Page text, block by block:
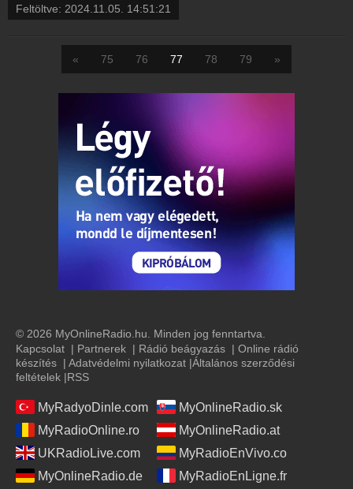
Feltöltve: 2024.11.05. 14:51:21
« 75 76 77 78 79 »
© 2026 MyOnlineRadio.hu. Minden jog fenntartva.
Kapcsolat | Partnerek | Rádió beágyazás | Online rádió
készítés | Adatvédelmi nyilatkozat |Általános szerződési
feltételek |RSS
MyRadyoDinle.com
MyOnlineRadio.sk
MyRadioOnline.ro
MyOnlineRadio.at
UKRadioLive.com
MyRadioEnVivo.co
MyOnlineRadio.de
MyRadioEnLigne.fr